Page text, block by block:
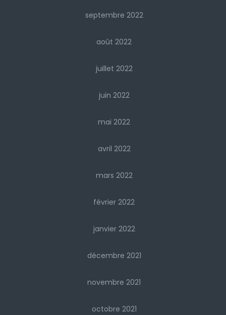
septembre 2022
août 2022
juillet 2022
juin 2022
mai 2022
avril 2022
mars 2022
février 2022
janvier 2022
décembre 2021
novembre 2021
octobre 2021